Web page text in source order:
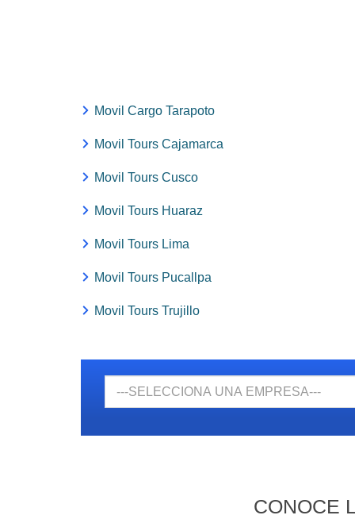
Movil Cargo Tarapoto
Movil Tours Cajamarca
Movil Tours Cusco
Movil Tours Huaraz
Movil Tours Lima
Movil Tours Pucallpa
Movil Tours Trujillo
CONOCE